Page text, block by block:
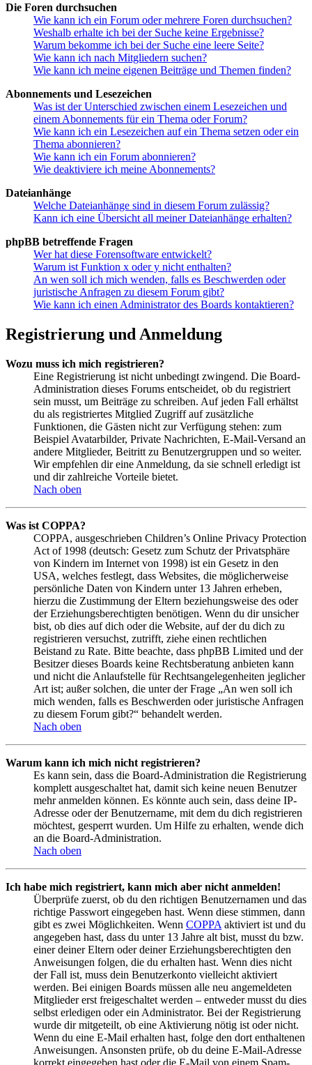
Die Foren durchsuchen
Wie kann ich ein Forum oder mehrere Foren durchsuchen?
Weshalb erhalte ich bei der Suche keine Ergebnisse?
Warum bekomme ich bei der Suche eine leere Seite?
Wie kann ich nach Mitgliedern suchen?
Wie kann ich meine eigenen Beiträge und Themen finden?
Abonnements und Lesezeichen
Was ist der Unterschied zwischen einem Lesezeichen und
einem Abonnements für ein Thema oder Forum?
Wie kann ich ein Lesezeichen auf ein Thema setzen oder ein
Thema abonnieren?
Wie kann ich ein Forum abonnieren?
Wie deaktiviere ich meine Abonnements?
Dateianhänge
Welche Dateianhänge sind in diesem Forum zulässig?
Kann ich eine Übersicht all meiner Dateianhänge erhalten?
phpBB betreffende Fragen
Wer hat diese Forensoftware entwickelt?
Warum ist Funktion x oder y nicht enthalten?
An wen soll ich mich wenden, falls es Beschwerden oder
juristische Anfragen zu diesem Forum gibt?
Wie kann ich einen Administrator des Boards kontaktieren?
Registrierung und Anmeldung
Wozu muss ich mich registrieren?
Eine Registrierung ist nicht unbedingt zwingend. Die Board-
Administration dieses Forums entscheidet, ob du registriert
sein musst, um Beiträge zu schreiben. Auf jeden Fall erhältst
du als registriertes Mitglied Zugriff auf zusätzliche
Funktionen, die Gästen nicht zur Verfügung stehen: zum
Beispiel Avatarbilder, Private Nachrichten, E-Mail-Versand an
andere Mitglieder, Beitritt zu Benutzergruppen und so weiter.
Wir empfehlen dir eine Anmeldung, da sie schnell erledigt ist
und dir zahlreiche Vorteile bietet.
Nach oben
Was ist COPPA?
COPPA, ausgeschrieben Children’s Online Privacy Protection
Act of 1998 (deutsch: Gesetz zum Schutz der Privatsphäre
von Kindern im Internet von 1998) ist ein Gesetz in den
USA, welches festlegt, dass Websites, die möglicherweise
persönliche Daten von Kindern unter 13 Jahren erheben,
hierzu die Zustimmung der Eltern beziehungsweise des oder
der Erziehungsberechtigten benötigen. Wenn du dir unsicher
bist, ob dies auf dich oder die Website, auf der du dich zu
registrieren versuchst, zutrifft, ziehe einen rechtlichen
Beistand zu Rate. Bitte beachte, dass phpBB Limited und der
Besitzer dieses Boards keine Rechtsberatung anbieten kann
und nicht die Anlaufstelle für Rechtsangelegenheiten jeglicher
Art ist; außer solchen, die unter der Frage „An wen soll ich
mich wenden, falls es Beschwerden oder juristische Anfragen
zu diesem Forum gibt?“ behandelt werden.
Nach oben
Warum kann ich mich nicht registrieren?
Es kann sein, dass die Board-Administration die Registrierung
komplett ausgeschaltet hat, damit sich keine neuen Benutzer
mehr anmelden können. Es könnte auch sein, dass deine IP-
Adresse oder der Benutzername, mit dem du dich registrieren
möchtest, gesperrt wurden. Um Hilfe zu erhalten, wende dich
an die Board-Administration.
Nach oben
Ich habe mich registriert, kann mich aber nicht anmelden!
Überprüfe zuerst, ob du den richtigen Benutzernamen und das
richtige Passwort eingegeben hast. Wenn diese stimmen, dann
gibt es zwei Möglichkeiten. Wenn COPPA aktiviert ist und du
angegeben hast, dass du unter 13 Jahre alt bist, musst du bzw.
einer deiner Eltern oder deiner Erziehungsberechtigten den
Anweisungen folgen, die du erhalten hast. Wenn dies nicht
der Fall ist, muss dein Benutzerkonto vielleicht aktiviert
werden. Bei einigen Boards müssen alle neu angemeldeten
Mitglieder erst freigeschaltet werden – entweder musst du dies
selbst erledigen oder ein Administrator. Bei der Registrierung
wurde dir mitgeteilt, ob eine Aktivierung nötig ist oder nicht.
Wenn du eine E-Mail erhalten hast, folge den dort enthaltenen
Anweisungen. Ansonsten prüfe, ob du deine E-Mail-Adresse
korrekt eingegeben hast oder die E-Mail von einem Spam-